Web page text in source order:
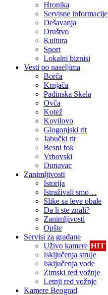
Hronika
Servisne informacije
Dešavanja
Društvo
Kultura
Sport
Lokalni biznisi
Vesti po naseljima
Borča
Krnjača
Padinska Skela
Ovča
Kotež
Kovilovo
Glogonjski rit
Jabučki rit
Besni fok
Vrbovski
Dunavac
Zanimljivosti
Istorija
Istraživali smo…
Slike sa leve obale
Da li ste znali?
Zanimljivosti
Opšte
Servisi za građane
Uživo kamere HIT
Isključenja struje
Isključenja vode
Zimski red vožnje
Letnji red vožnje
Kamere Beograd